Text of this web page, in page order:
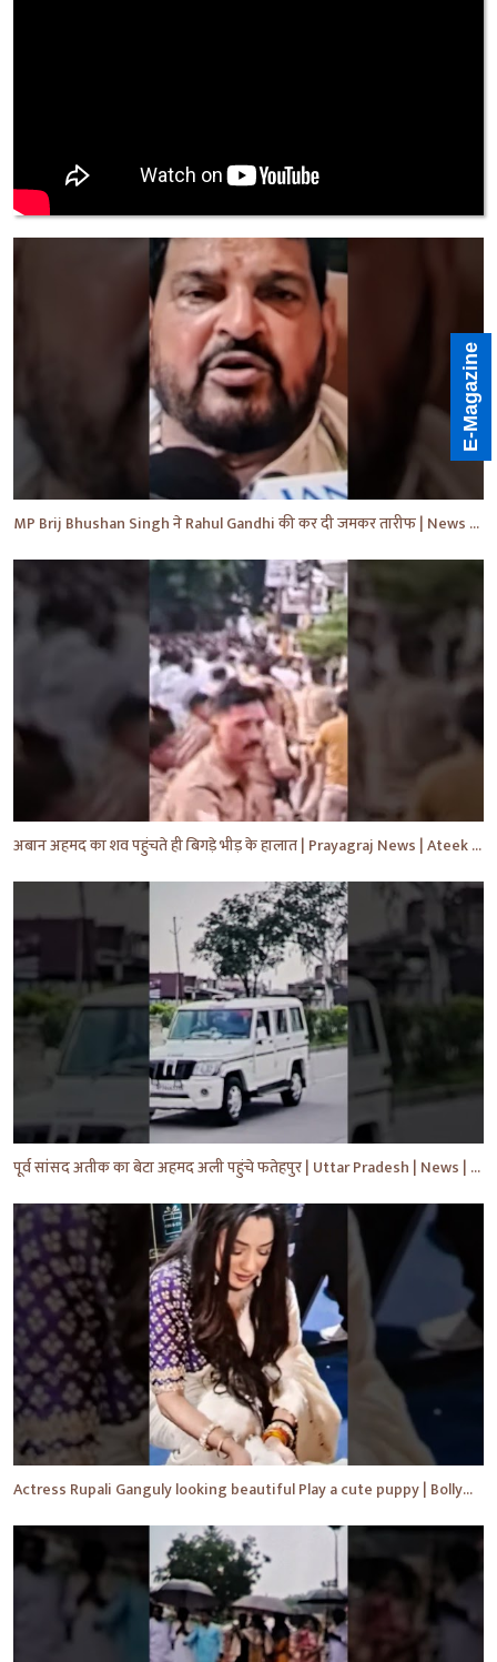
MP Brij Bhushan Singh ने Rahul Gandhi की कर दी जमकर तारीफ | News | Breaking | #shorts #yt #news
अबान अहमद का शव पहुंचते ही बिगड़े भीड़ के हालात | Prayagraj News | Ateek Ahmad | #shorts #yt #news
पूर्व सांसद अतीक का बेटा अहमद अली पहुंचे फतेहपुर | Uttar Pradesh | News | #shorts #yt #news #upnews
Actress Rupali Ganguly looking beautiful Play a cute puppy | Bollywood | Bollywood News #shorts #yt
E-Magazine